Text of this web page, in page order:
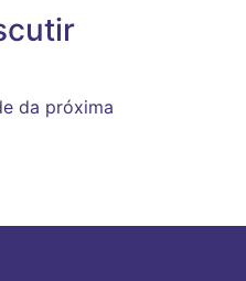
da próxima